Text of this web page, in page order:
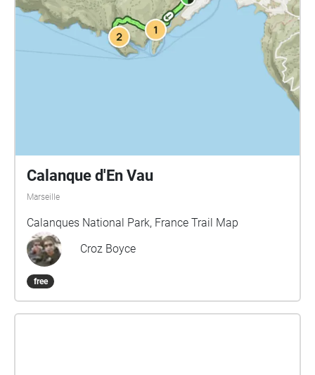
Calanque d'En Vau
Marseille
Calanques National Park, France Trail Map
Croz Boyce
free